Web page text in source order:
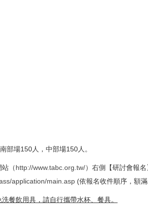
部場150人，中部場150人。
（http://www.tabc.org.tw/）右側【研討會報
application/main.asp(依報名收件順序，額滿
餐飲用具，請自行攜帶水杯、餐具。